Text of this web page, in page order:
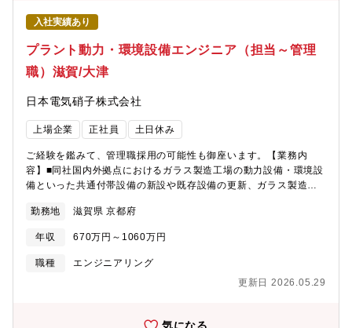
入社実績あり
プラント動力・環境設備エンジニア（担当～管理
職）滋賀/大津
日本電気硝子株式会社
上場企業 正社員 土日休み
ご経験を鑑みて、管理職採用の可能性も御座います。【業務内
容】■同社国内外拠点におけるガラス製造工場の動力設備・環境設
備といった共通付帯設備の新設や既存設備の更新、ガラス製造設
ア業務。■計画・設計・積算・見積取得精査・施工管理が主な業務
となります。■特に既存の共通付帯設備への省エネ・省資源に関し
ての改善の計画提案、設備化の業務を強化していく予定です。■若
手エンジニアへの技術指導者としての役割も期待しています。※
外拠点での事業戦略に対し、プラント設備設計と設備化対応に応
ートラル実現に向けた設備改善を推進していくため、即戦力にな
勤務地 滋賀県 京都府
年収 670万円～1060万円
職種
エンジニアリング
更新日 2026.05.29